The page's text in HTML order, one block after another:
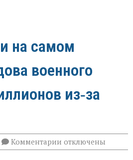
на самом
военного
из‑за
Комментарии к
записи
отключены